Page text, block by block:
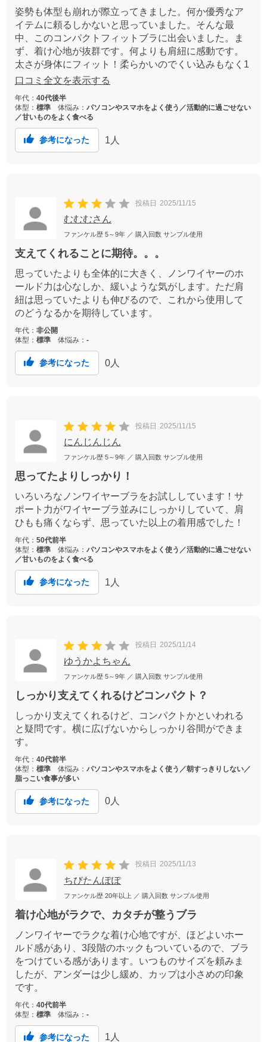
姿勢も体型も崩れが際立ってきました。何か優秀なア
イテムに頼るしかないと思っていました。そんな最
中、このコンパクトフィットブラに出会いました。ま
ず、着け心地が抜群です。何よりも肩紐に感動です。
太さが身体にフィット！柔らかいのでくい込みもなく1
日着用しても肩は、こりません。胸も中心に寄る構造
す。本当にお勧めです。
口コミ全文を表示する
年代： 40代後半
体型： 標準 体悩み： パソコンやスマホをよく使う／活動的に過ごせない
／甘いものをよく食べる
参考になった 1 人
投稿日 2025/11/15
むむむさん
ファンケル歴 5～9年 ／ 購入回数 サンプル使用
支えてくれることに期待。。。
思っていたよりも全体的に大きく、ノンワイヤーのホ
ールド力は心なしか、緩いような気がします。ただ肩
紐は思っていたよりも伸びるので、これから使用して
のどうなるかを期待しています。
年代： 非公開
体型： 標準 体悩み： -
参考になった 0 人
投稿日 2025/11/15
にんじんじん
ファンケル歴 5～9年 ／ 購入回数 サンプル使用
思ってたよりしっかり！
いろいろなノンワイヤーブラをお試ししています！サ
ポート力がワイヤーブラ並みにしっかりしていて、肩
ひもも痛くならず、思っていた以上の着用感でした！
年代： 50代前半
体型： 標準 体悩み： パソコンやスマホをよく使う／活動的に過ごせない
／甘いものをよく食べる
参考になった 1 人
投稿日 2025/11/14
ゆうかよちゃん
ファンケル歴 5～9年 ／ 購入回数 サンプル使用
しっかり支えてくれるけどコンパクト？
しっかり支えてくれるけど、コンパクトかといわれる
と疑問です。横に広げないからしっかり谷間ができま
す。
年代： 40代前半
体型： 標準 体悩み： パソコンやスマホをよく使う／朝すっきりしない／
脂っこい食事が多い
参考になった 0人
投稿日 2025/11/13
ちびたんぽぽ
ファンケル歴 20年以上 ／ 購入回数 サンプル使用
着け心地がラクで、カタチが整うブラ
ノンワイヤーでラクな着け心地ですが、ほどよいホー
ルド感があり、3段階のホックもついているので、ブラ
をつけている感があります。いつものサイズを頼みま
したが、アンダーは少し緩め、カップは小さめの印象
です。
年代： 40代前半
体型： 標準 体悩み： -
参考になった 1 人